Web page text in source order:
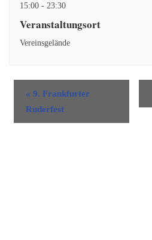
15:00 - 23:30
Veranstaltungsort
Vereinsgelände
« 9. Frankfurter
Ruderfest